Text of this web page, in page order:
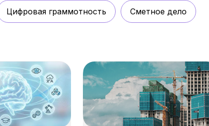
Цифровая граммотность Сметное дело